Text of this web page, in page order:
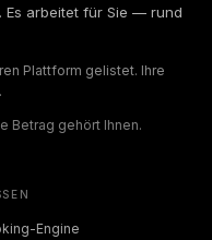
Es arbeitet für Sie — rund
Plattform gelistet. Ihre
Betrag gehört Ihnen.
Engine